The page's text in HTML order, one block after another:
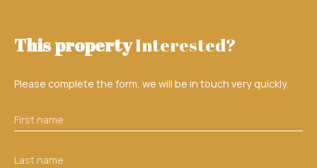
This propertyInterested?
Please complete the form, we will be in touch very quickly.
First name
Last name